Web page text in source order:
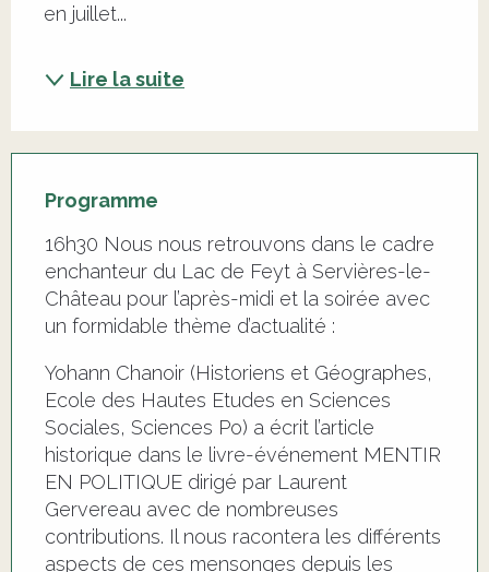
en juillet...
Lire la suite
Programme
16h30 Nous nous retrouvons dans le cadre
enchanteur du Lac de Feyt à Servières-le-
Château pour l’après-midi et la soirée avec
un formidable thème d’actualité :
Yohann Chanoir (Historiens et Géographes,
Ecole des Hautes Etudes en Sciences
Sociales, Sciences Po) a écrit l’article
historique dans le livre-événement MENTIR
EN POLITIQUE dirigé par Laurent
Gervereau avec de nombreuses
contributions. Il nous racontera les différents
aspects de ces mensonges depuis les